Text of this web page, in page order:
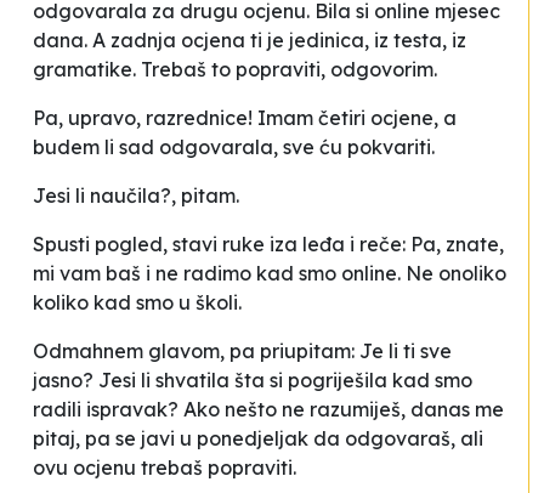
odgovarala za drugu ocjenu. Bila si online mjesec
dana. A zadnja ocjena ti je jedinica, iz testa, iz
gramatike. Trebaš to popraviti, odgovorim.
Pa, upravo, razrednice! Imam četiri ocjene, a
budem li sad odgovarala, sve ću pokvariti.
Jesi li naučila?, pitam.
Spusti pogled, stavi ruke iza leđa i reče: Pa, znate,
mi vam baš i ne radimo kad smo online. Ne onoliko
koliko kad smo u školi.
Odmahnem glavom, pa priupitam: Je li ti sve
jasno? Jesi li shvatila šta si pogriješila kad smo
radili ispravak? Ako nešto ne razumiješ, danas me
pitaj, pa se javi u ponedjeljak da odgovaraš, ali
ovu ocjenu trebaš popraviti.